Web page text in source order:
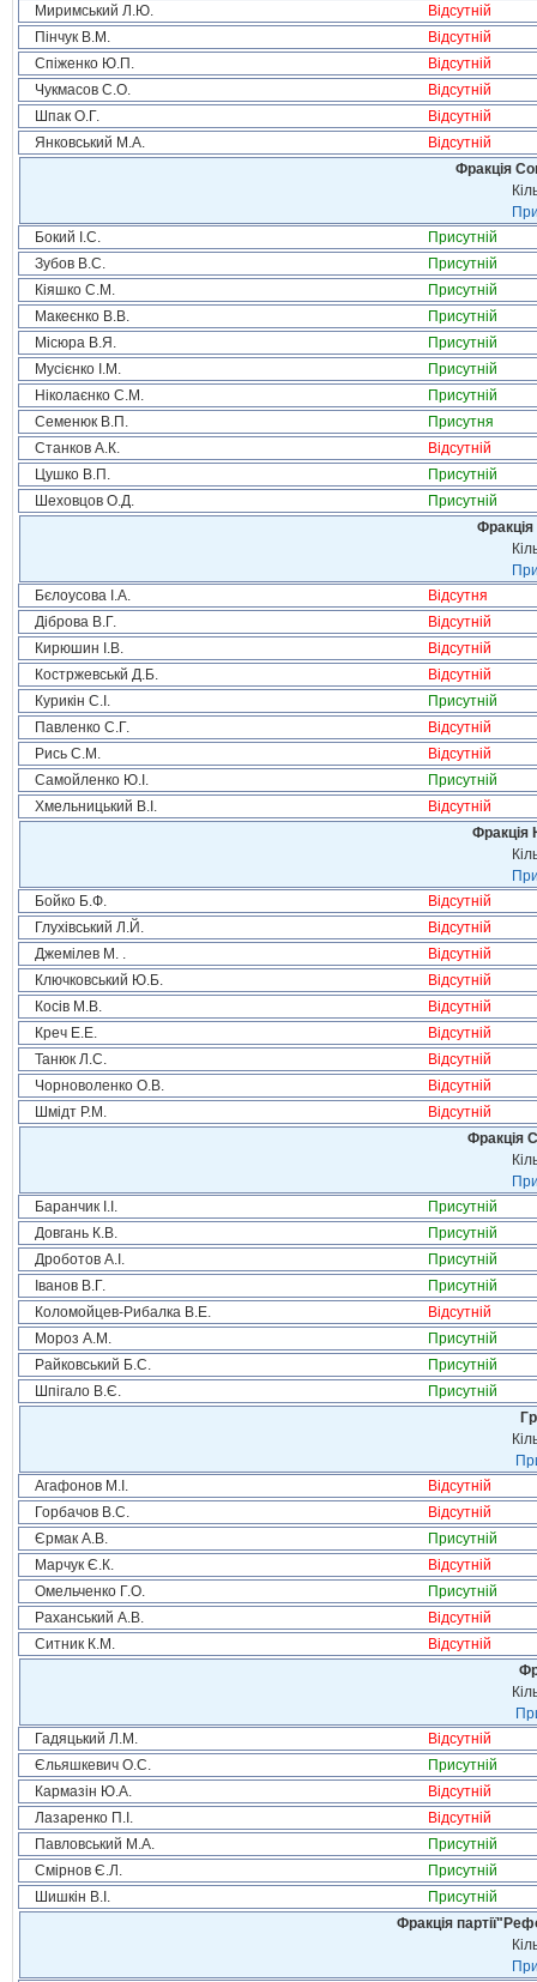
Миримський Л.Ю.
Відсутній
Пінчук В.М.
Відсутній
Спіженко Ю.П.
Відсутній
Чукмасов С.О.
Відсутній
Шпак О.Г.
Відсутній
Янковський М.А.
Відсутній
Фракція
Бокий І.С.
Присутній
Зубов В.С.
Присутній
Кіяшко С.М.
Присутній
Макеєнко В.В.
Присутній
Місюра В.Я.
Присутній
Мусієнко І.М.
Присутній
Ніколаєнко С.М.
Присутній
Семенюк В.П.
Присутня
Станков А.К.
Відсутній
Цушко В.П.
Присутній
Шеховцов О.Д.
Присутній
Фракція
Бєлоусова І.А.
Відсутня
Діброва В.Г.
Відсутній
Кирюшин І.В.
Відсутній
Костржевськй Д.Б.
Відсутній
Курикін С.І.
Присутній
Павленко С.Г.
Відсутній
Рись С.М.
Відсутній
Самойленко Ю.І.
Присутній
Хмельницький В.І.
Відсутній
Фракція
Бойко Б.Ф.
Відсутній
Глухівський Л.Й.
Відсутній
Джемілев М. .
Відсутній
Ключковський Ю.Б.
Відсутній
Косів М.В.
Відсутній
Креч Е.Е.
Відсутній
Танюк Л.С.
Відсутній
Чорноволенко О.В.
Відсутній
Шмідт Р.М.
Відсутній
Фракція
Баранчик І.І.
Присутній
Довгань К.В.
Присутній
Дроботов А.І.
Присутній
Іванов В.Г.
Присутній
Коломойцев-Рибалка В.Е.
Відсутній
Мороз А.М.
Присутній
Райковський Б.С.
Присутній
Шпігало В.Є.
Присутній
Агафонов М.І.
Відсутній
Горбачов В.С.
Відсутній
Єрмак А.В.
Присутній
Марчук Є.К.
Відсутній
Омельченко Г.О.
Присутній
Раханський А.В.
Відсутній
Ситник К.М.
Відсутній
Гадяцький Л.М.
Відсутній
Єльяшкевич О.С.
Присутній
Кармазін Ю.А.
Відсутній
Лазаренко П.І.
Відсутній
Павловський М.А.
Присутній
Смірнов Є.Л.
Присутній
Шишкін В.І.
Присутній
Фракція